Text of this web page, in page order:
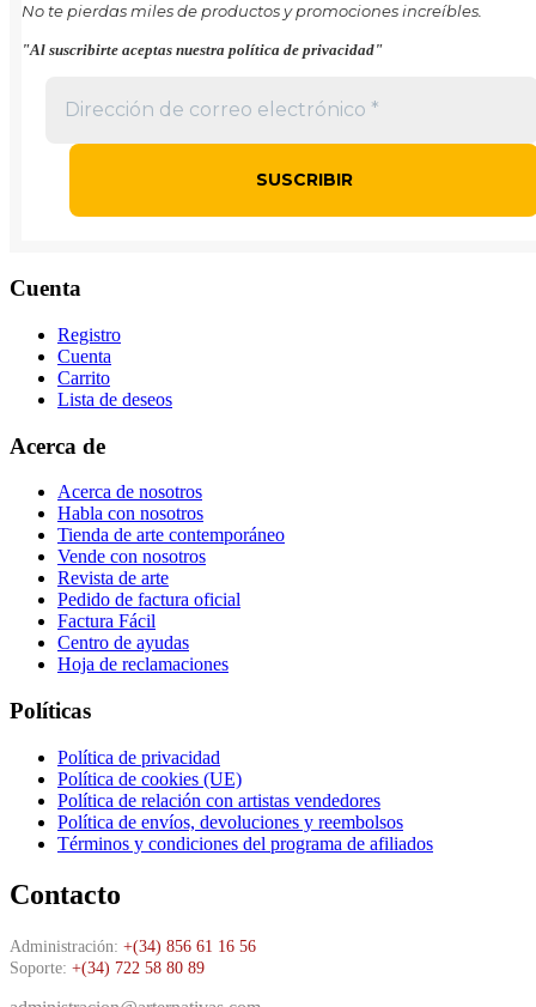
No te pierdas miles de productos y promociones increíbles.
"Al suscribirte aceptas nuestra política de privacidad"
Cuenta
Registro
Cuenta
Carrito
Lista de deseos
Acerca de
Acerca de nosotros
Habla con nosotros
Tienda de arte contemporáneo
Vende con nosotros
Revista de arte
Pedido de factura oficial
Factura Fácil
Centro de ayudas
Hoja de reclamaciones
Políticas
Política de privacidad
Política de cookies (UE)
Política de relación con artistas vendedores
Política de envíos, devoluciones y reembolsos
Términos y condiciones del programa de afiliados
Contacto
Administración: +(34) 856 61 16 56
Soporte: +(34) 722 58 80 89